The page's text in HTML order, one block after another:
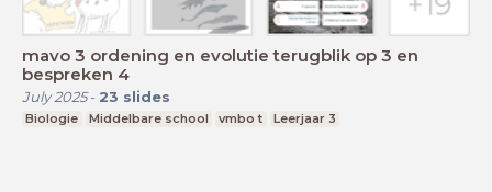
mavo 3 ordening en evolutie terugblik op 3 en
bespreken 4
July 2025- 23 slides
Biologie Middelbare school vmbo t Leerjaar 3